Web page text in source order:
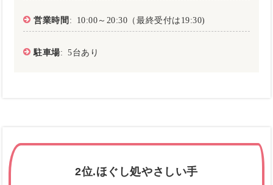
営業時間 : 10:00～20:30（最終受付は19:30)
駐車場: 5台あり
2位.ほぐし処やさしい手